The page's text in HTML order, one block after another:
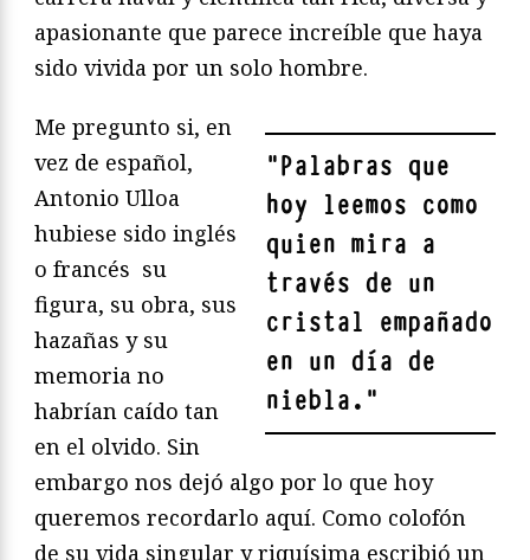
apasionante que parece increíble que haya
sido vivida por un solo hombre.
"Palabras que
hoy leemos como
quien mira a
través de un
cristal empañado
en un día de
niebla. "
Me pregunto si, en
vez de español,
Antonio Ulloa
hubiese sido inglés
o francés su
figura, su obra, sus
hazañas y su
memoria no
habrían caído tan
en el olvido. Sin
embargo nos dejó algo por lo que hoy
queremos recordarlo aquí. Como colofón
de su vida singular y riquísima escribió un